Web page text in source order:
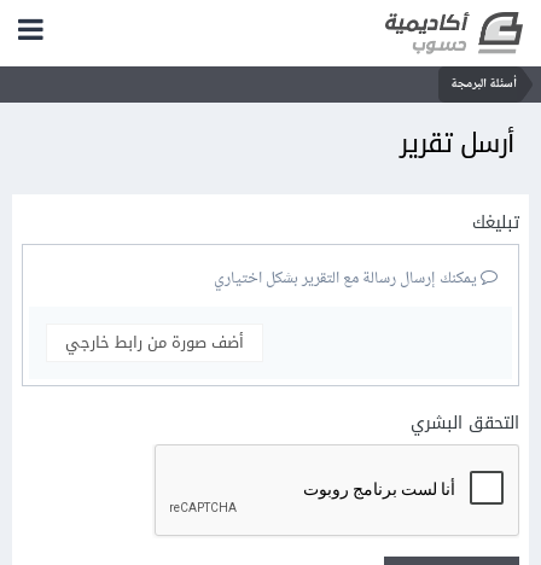
أسئلة البرمجة
أرسل تقرير
تبليغك
يمكنك إرسال رسالة مع التقرير بشكل اختياري
أضف صورة من رابط خارجي
التحقق البشري